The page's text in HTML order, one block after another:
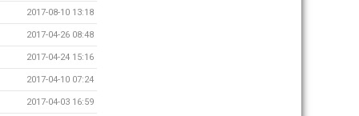
2017-08-10 13:18
2017-04-26 08:48
2017-04-24 15:16
2017-04-10 07:24
2017-04-03 16:59